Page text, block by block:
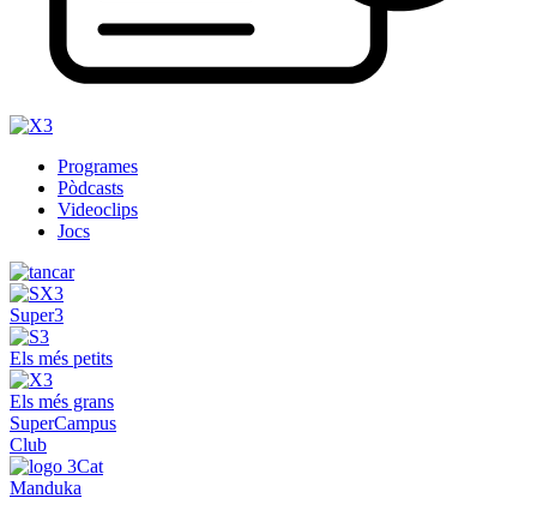
Programes
Pòdcasts
Videoclips
Jocs
Super3
Els més petits
Els més grans
SuperCampus
Club
Manduka